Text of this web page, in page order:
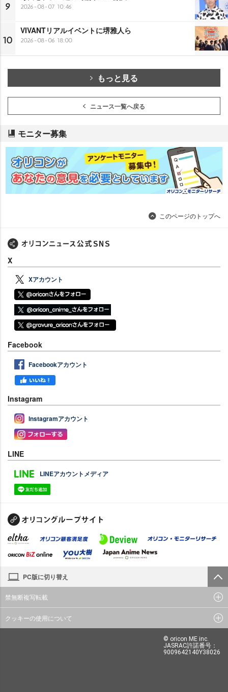
9 2026-08-07 10:46
10
VIVANTリアルイベントに堺雅人ら
2026-08-06 18:00
もっと見る
ニュース一覧へ戻る
モニター募集
このページのトップへ
X
Xアカウント
Facebook
Facebookアカウント
Instagram
Instagramアカウント
LINE
LINEアカウントメディア
PC版に切り替え
禁無断複写転載
クッキーの使用について
© oricon ME inc.
JASRAC許諾番号：
9009642140Y38026